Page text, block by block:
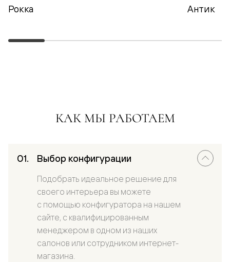
Рокка Антик
КАК МЫ РАБОТАЕМ
Выбор конфигурации
Подобрать идеальное решение для
своего интерьера вы можете
с помощью конфигуратора на нашем
сайте, с квалифицированным
менеджером в одном из наших
салонов или сотрудником интернет-
магазина.